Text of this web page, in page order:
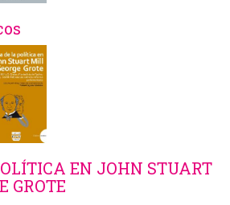
EN JOHN STUART
GROTE